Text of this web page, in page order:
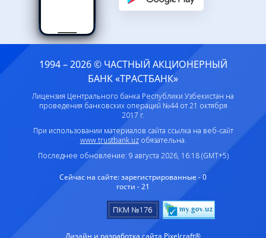
1994 – 2026 © ЧАСТНЫЙ АКЦИОНЕРНЫЙ
БАНК «ТРАСТБАНК»
Лицензия Центрального банка Республики Узбекистан на
проведения банковских операций №44 от 21 октября
2017 г.
При использовании материалов сайта ссылка на веб-сайт
www.trustbank.uzобязательна.
Последнее обновление: 9 августа 2026, 16:18 (GMT+5)
Сейчас на сайте:зарегистрированные - 0
гости - 21
Дизайн и разработка сайта Pixelcraft®